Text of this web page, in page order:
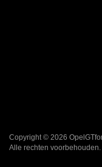
Copyright © 2026
Alle rechten